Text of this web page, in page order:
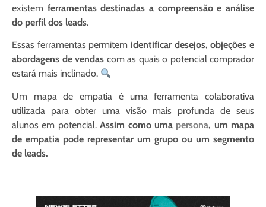
existem ferramentas destinadas a compreensão e análise
do perfil dos leads.
Essas ferramentas permitem identificar desejos, objeções e
abordagens de vendas com as quais o potencial comprador
estará mais inclinado.
Um mapa de empatia é uma ferramenta colaborativa
utilizada para obter uma visão mais profunda de seus
alunos em potencial.Assim como uma persona, um mapa
de empatia pode representar um grupo ou um segmento
de leads.